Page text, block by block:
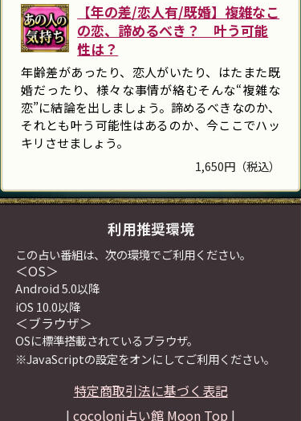
【年の差/恋人有/既婚】複雑なこ
の恋、諦めるべき？ 叶う可能
性は？
年齢差があったり、恋人がいたり、はたまた既
婚だったり、様々な事情が絡むそんな“複雑な
恋”に結論を出しましょう。諦めるべきなのか、
それとも叶う可能性はあるのか、今ここでハッ
キリさせましょう。
1,650円（税込）
利用推奨環境
この占い番組は、次の環境でご利用ください。
＜OS＞
Android 5.0以降
iOS 10.0以降
＜ブラウザ＞
OSに標準搭載されているブラウザ。
※JavaScriptの設定をオンにしてご利用ください。
特定商取引法に基づく表記
| cocoloni占い館 Moon Top |